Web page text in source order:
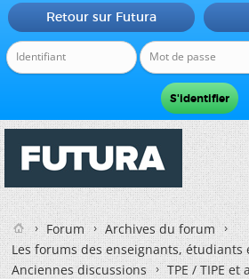
Retour sur Futura
Forum
Archives du forum
Les forums des enseignants, étudiants
Anciennes discussions
TPE / TIPE